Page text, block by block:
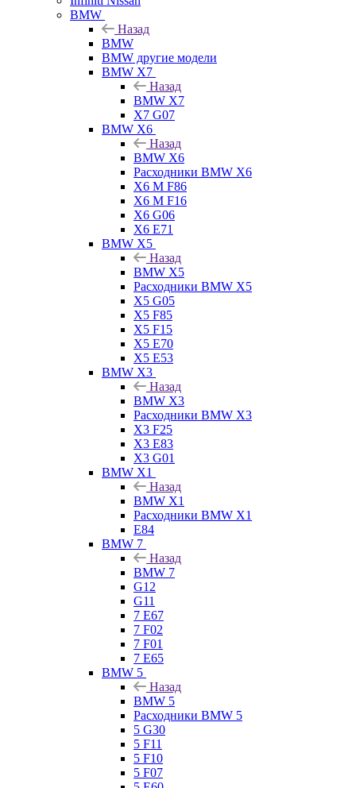
BMW
Назад
BMW
BMW другие модели
BMW X7
Назад
BMW X7
X7 G07
BMW X6
Назад
BMW X6
Расходники BMW X6
X6 M F86
X6 M F16
X6 G06
X6 E71
BMW X5
Назад
BMW X5
Расходники BMW X5
X5 G05
X5 F85
X5 F15
X5 E70
X5 E53
BMW X3
Назад
BMW X3
Расходники BMW X3
X3 F25
X3 E83
X3 G01
BMW X1
Назад
BMW X1
Расходники BMW X1
E84
BMW 7
Назад
BMW 7
G12
G11
7 Е67
7 F02
7 F01
7 E65
BMW 5
Назад
BMW 5
Расходники BMW 5
5 G30
5 F11
5 F10
5 F07